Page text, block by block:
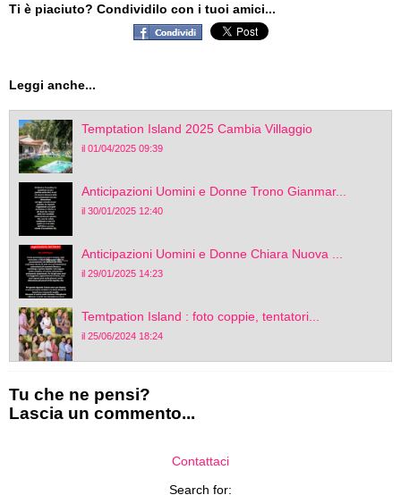
Ti è piaciuto? Condividilo con i tuoi amici...
Leggi anche...
Temptation Island 2025 Cambia Villaggio
il 01/04/2025 09:39
Anticipazioni Uomini e Donne Trono Gianmar...
il 30/01/2025 12:40
Anticipazioni Uomini e Donne Chiara Nuova ...
il 29/01/2025 14:23
Temtpation Island : foto coppie, tentatori...
il 25/06/2024 18:24
Tu che ne pensi?
Lascia un commento...
Contattaci
Search for: